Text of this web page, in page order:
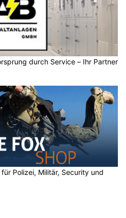
durch Service – Ihr Partner
Polizei, Militär, Security und